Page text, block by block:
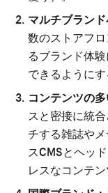
マルチブランド
数のストアフ
るブランド体
できるようにす
コンテンツの
スと密接に統
チする雑誌や
スCMSとヘッ
レスなコンテ